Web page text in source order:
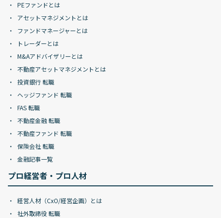
PEファンドとは
アセットマネジメントとは
ファンドマネージャーとは
トレーダーとは
M&Aアドバイザリーとは
不動産アセットマネジメントとは
投資銀行 転職
ヘッジファンド 転職
FAS 転職
不動産金融 転職
不動産ファンド 転職
保険会社 転職
金融記事一覧
プロ経営者・プロ人材
経営人材（CxO/経営企画）とは
社外取締役 転職